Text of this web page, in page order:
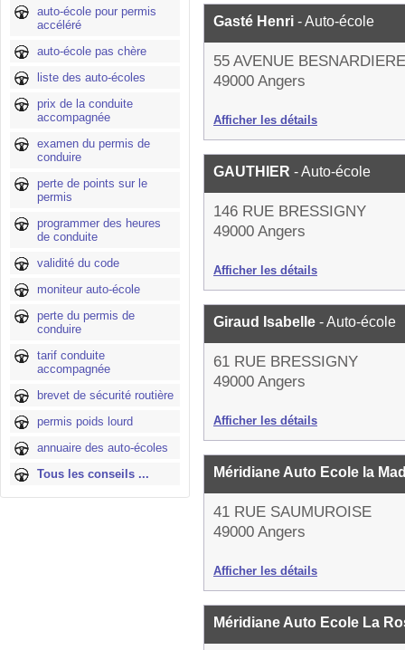
auto-école pour permis
accéléré
auto-école pas chère
liste des auto-écoles
prix de la conduite
accompagnée
examen du permis de
conduire
perte de points sur le
permis
programmer des heures
de conduite
validité du code
moniteur auto-école
perte du permis de
conduire
tarif conduite
accompagnée
brevet de sécurité routière
permis poids lourd
annuaire des auto-écoles
Tous les conseils ...
Gasté Henri - Auto-école
55 AVENUE BESNARDIERE
49000 Angers
Afficher les détails
GAUTHIER - Auto-école
146 RUE BRESSIGNY
49000 Angers
Afficher les détails
Giraud Isabelle - Auto-école
61 RUE BRESSIGNY
49000 Angers
Afficher les détails
Méridiane Auto Ecole la
41 RUE SAUMUROISE
49000 Angers
Afficher les détails
Méridiane Auto Ecole La